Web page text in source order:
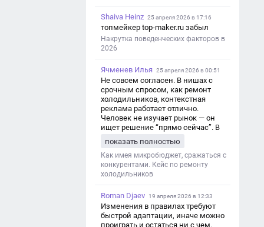
Shaiva Heinz 25 апреля 2026 в 17:16
топмейкер top-maker.ru забыл
Накрутка поведенческих факторов в
2026
Ячменев Илья 25 апреля 2026 в 00:51
Не совсем согласен. В нишах с
срочным спросом, как ремонт
холодильников, контекстная
реклама работает отлично.
Человек не изучает рынок — он
ищет решение “прямо сейчас”. В
и ловит самый горячий трафик,
тогда как SEO в таких задачах
просто не успевает.
показать полностью
Как имея микробюджет, сражаться с
конкурентами. Кейс по ремонту
холодильников
Roman Djaev 19 апреля 2026 в 12:33
Изменения в правилах требуют
быстрой адаптации, иначе можно
проиграть и остаться ни с чем.